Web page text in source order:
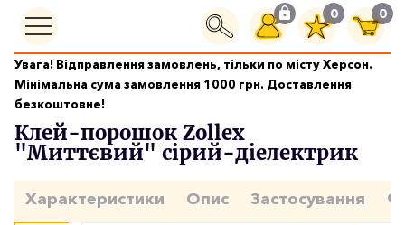
0 0
Увага! Відправлення замовлень, тільки по місту Херсон.
Мінімальна сума замовлення 1000 грн. Доставлення
безкоштовне!
Граметика і клеї
Клей-порошок Zollex "Миттєвий" сірий-діелектрик
Клей-порошок Zollex
"Миттєвий" сірий-діелектрик
Характеристики Опис Застосування